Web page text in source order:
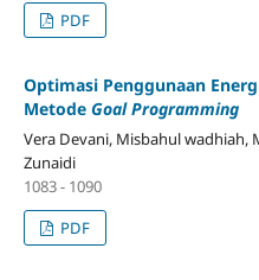
PDF
Optimasi Penggunaan
Metode Goal Programming
Vera Devani, Misbahul
Zunaidi
1083 - 1090
PDF